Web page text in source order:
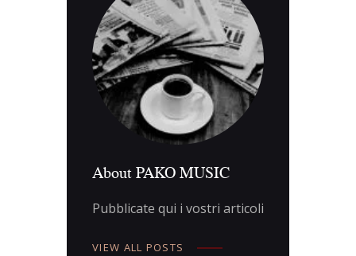
About PAKO MUSIC
Pubblicate qui i vostri articoli
VIEW ALL POSTS